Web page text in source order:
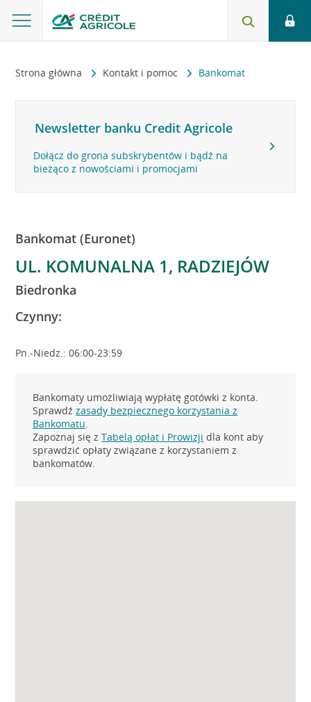
Strona główna Kontakt i pomoc Bankomat
Newsletter banku Credit Agricole
Dołącz do grona subskrybentów i bądź na
bieżąco z nowościami i promocjami
Bankomat (Euronet)
UL. KOMUNALNA 1, RADZIEJÓW
Biedronka
Czynny:
Pn.-Niedz.: 06:00-23:59
Bankomaty umożliwiają wypłatę gotówki z konta.
Sprawdźzasady bezpiecznego korzystania z
Bankomatu.
Zapoznaj się zTabelą opłat i Prowizji dla kont aby
sprawdzić opłaty związane z korzystaniem z
bankomatów.